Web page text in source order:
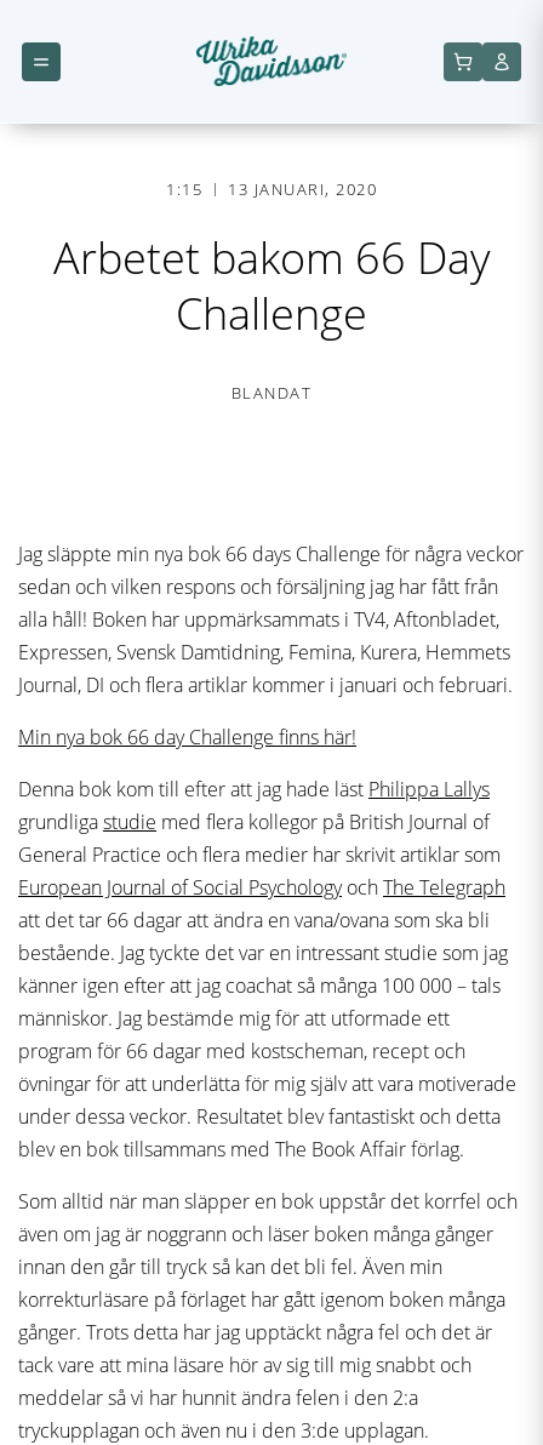
1:15 13 JANUARI, 2020
Arbetet bakom 66 Day
Challenge
BLANDAT
Jag släppte min nya bok 66 days Challenge för några veckor
sedan och vilken respons och försäljning jag har fått från
alla håll! Boken har uppmärksammats i TV4, Aftonbladet,
Expressen, Svensk Damtidning, Femina, Kurera, Hemmets
Journal, DI och flera artiklar kommer i januari och februari.
Min nya bok 66 day Challenge finns här!
Denna bok kom till efter att jag hade läst Philippa Lallys
grundligastudie med flera kollegor på British Journal of
General Practice och flera medier har skrivit artiklar som
European Journal of Social PsychologyochThe Telegraph
att det tar 66 dagar att ändra en vana/ovana som ska bli
bestående. Jag tyckte det var en intressant studie som jag
känner igen efter att jag coachat så många 100 000 – tals
människor. Jag bestämde mig för att utformade ett
program för 66 dagar med kostscheman, recept och
övningar för att underlätta för mig själv att vara motiverade
under dessa veckor. Resultatet blev fantastiskt och detta
blev en bok tillsammans med The Book Affair förlag.
Som alltid när man släpper en bok uppstår det korrfel och
även om jag är noggrann och läser boken många gånger
innan den går till tryck så kan det bli fel. Även min
korrekturläsare på förlaget har gått igenom boken många
gånger. Trots detta har jag upptäckt några fel och det är
tack vare att mina läsare hör av sig till mig snabbt och
meddelar så vi har hunnit ändra felen i den 2:a
tryckupplagan och även nu i den 3:de upplagan.